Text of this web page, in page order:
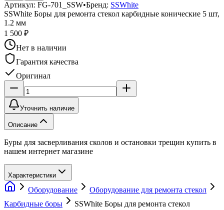
Артикул: FG-701_SSW•Бренд: SSWhite
SSWhite Боры для ремонта стекол карбидные конические 5 шт,
1.2 мм
1 500 ₽
Нет в наличии
Гарантия качества
Оригинал
Уточнить наличие
Описание
Буры для засверливания сколов и остановки трещин купить в
нашем интернет магазине
Характеристики
Оборудование
Оборудование для ремонта стекол
Карбидные боры
SSWhite Боры для ремонта стекол